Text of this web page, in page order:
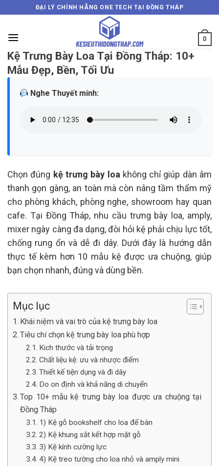
to
ĐẠI LÝ CHÍNH HÃNG ONE TECH TẠI ĐỒNG THÁP
0
Kệ Trưng Bày Loa Tại Đồng Tháp: 10+
Mẫu Đẹp, Bền, Tối Ưu
Nghe Thuyết minh:
Chọn đúng kệ trưng bày loa không chỉ giúp dàn âm
thanh gọn gàng, an toàn mà còn nâng tầm thẩm mỹ
cho phòng khách, phòng nghe, showroom hay quan
cafe. Tại Đồng Tháp, nhu cầu trưng bày loa, amply,
mixer ngày càng đa dạng, đòi hỏi kệ phải chịu lực tốt,
chống rung ổn và dễ đi dây. Dưới đây là hướng dẫn
thực tế kèm hơn 10 mẫu kệ được ưa chuộng, giúp
bạn chọn nhanh, đúng và dùng bền.
Mục lục
Khái niệm và vai trò của kệ trưng bày loa
Tiêu chí chọn kệ trưng bày loa phù hợp
Kich thước và tải trọng
Chất liệu kệ: ưu và nhược điểm
Thiết kế tiện dụng và đi dây
Do on định và khả năng di chuyển
Top 10+ mẫu kệ trưng bày loa được ưa chuộng tại
Đồng Tháp
1) Kệ gỗ bookshelf cho loa để bàn
2) Kệ khung sắt kết hợp mặt gỗ
3) Kệ kính cường lực
4) Kệ treo tường cho loa nhỏ và amply mini